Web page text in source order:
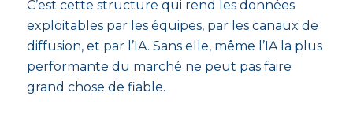
C’est cette structure qui rend les données
exploitables par les équipes, par les canaux de
diffusion, et par l’IA. Sans elle, même l’IA la plus
performante du marché ne peut pas faire
grand chose de fiable.